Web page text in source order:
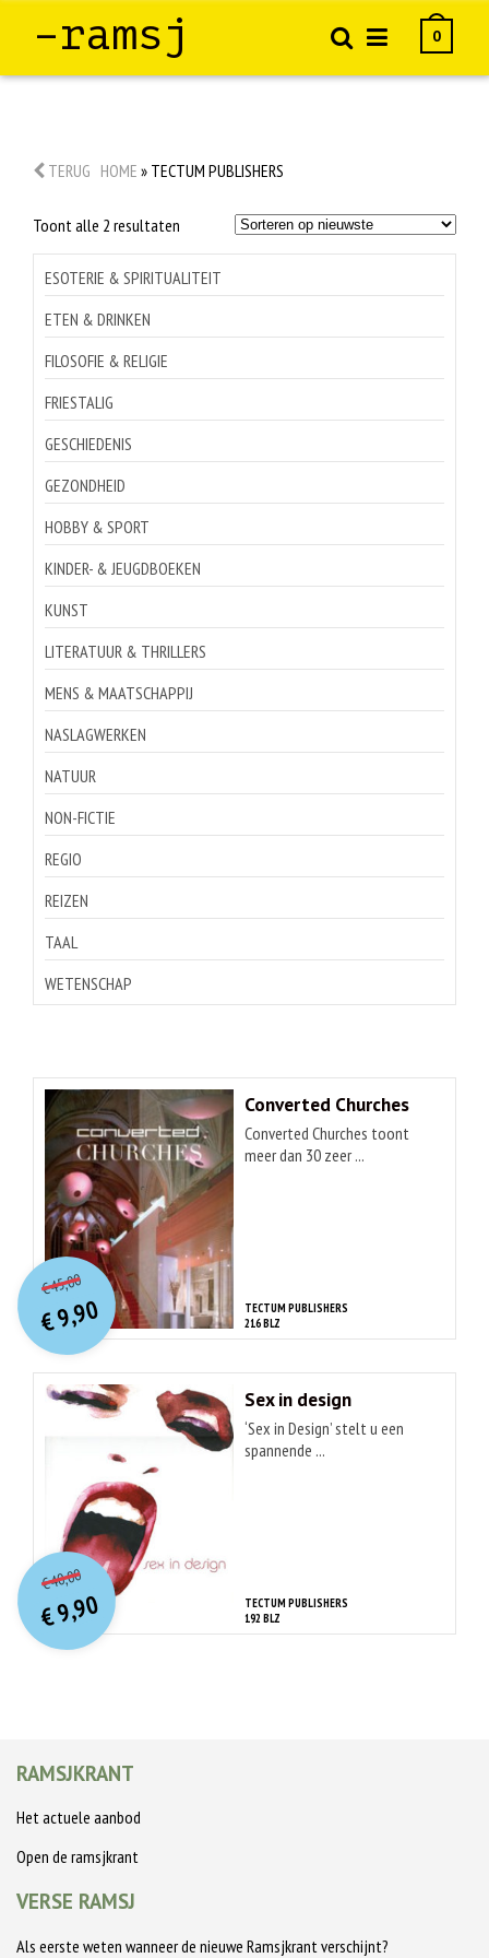
–ramsj 0
TERUG HOME » TECTUM PUBLISHERS
Toont alle 2 resultaten Gesorteerd
nieuwste
ESOTERIE & SPIRITUALITEIT
ETEN & DRINKEN
FILOSOFIE & RELIGIE
FRIESTALIG
GESCHIEDENIS
GEZONDHEID
HOBBY & SPORT
KINDER- & JEUGDBOEKEN
KUNST
LITERATUUR & THRILLERS
MENS & MAATSCHAPPIJ
NASLAGWERKEN
NATUUR
NON-FICTIE
REGIO
REIZEN
TAAL
WETENSCHAP
Converted Churches
Converted Churches toont
meer dan 30 zeer ...
TECTUM PUBLISHERS
216 BLZ
€45,00O
orspr
onkelijke
prijs
was:
€ 45,00.
€9,90
Huidige
prijs
is:
€ 9,90.
Sex in design
‘Sex in Design’ stelt u een
spannende ...
TECTUM PUBLISHERS
192 BLZ
€40,00O
orspr
onkelijke
prijs
was:
€ 40,00.
€9,90
Huidige
prijs
is:
€ 9,90.
RAMSJKRANT
Het actuele aanbod
Open de ramsjkrant
VERSE RAMSJ
Als eerste weten wanneer de nieuwe Ramsjkrant verschijnt?